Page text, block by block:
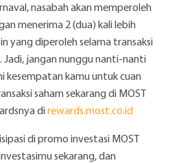
nasabah akan memperoleh
menerima 2 (dua) kali lebih
yang diperoleh selama transaksi
Jadi, jangan nunggu nanti-nanti
kesempatan kamu untuk cuan
saham sekarang di MOST
di rewards.most.co.id
di promo investasi MOST
sekarang, dan